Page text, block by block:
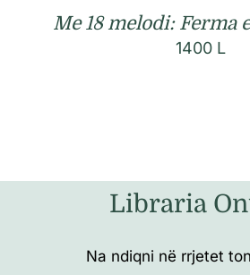
Me 18 melodi: Ferma
1400 L
Libraria
Na ndiqni në rrjetet